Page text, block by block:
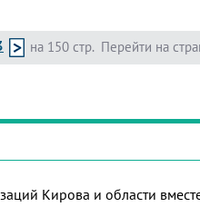
Перейти на
на 150 стр.
Кирова и области